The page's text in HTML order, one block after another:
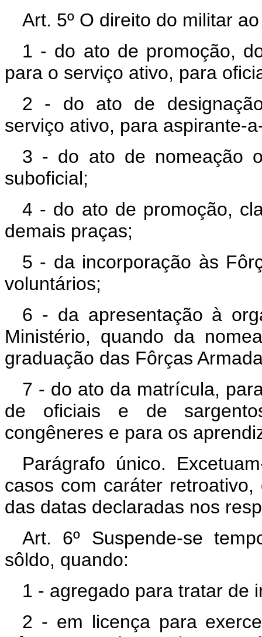
Art. 5º O direito do militar
1 - do ato de promoção,
para o serviço ativo, para
2 - do ato de
serviço ativo, para aspirante-
3 - do ato de nomeação
suboficial;
4 - do ato de promoção,
demais praças;
5 - da incorporação às
voluntários;
6 - da apresentação à
Ministério, quando da
graduação das Fôrças
7 - do ato da matrícula,
de oficiais e de
congêneres e para os
Parágrafo único.
casos com caráter
das datas declaradas nos
Art. 6º Suspende-se
sôldo, quando:
1 - agregado para tratar de
2 - em licença para